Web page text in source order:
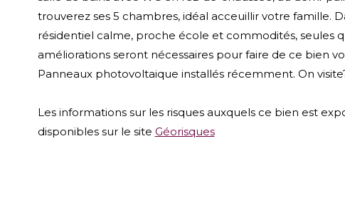
trouverez ses 5 chambres, idéal acceuillir votre famille.
résidentiel calme, proche école et commodités, seules
améliorations seront nécessaires pour faire de ce bien
Panneaux photovoltaique installés récemment. On
Les informations sur les risques auxquels ce bien est
disponibles sur le site Géorisques